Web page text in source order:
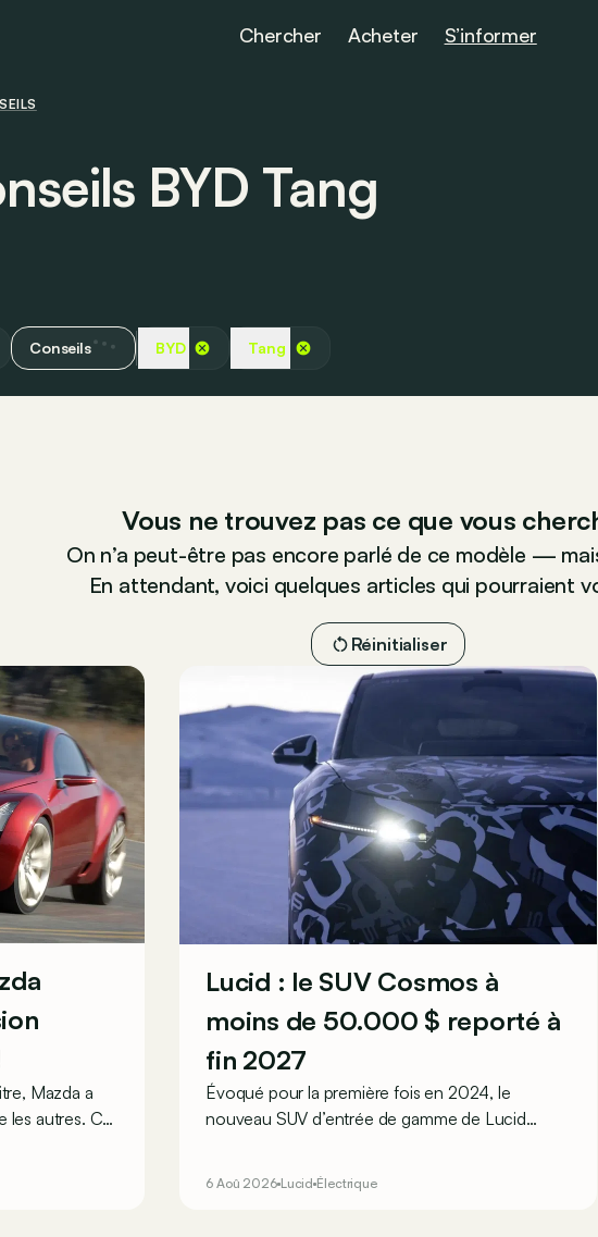
Chercher Acheter S’informer
BYD Tang
Conseils BYD Tang
Vous ne trouvez pas ce que vous
On n’a peut-être pas encore parlé de ce modèle —
En attendant, voici quelques articles qui pourraient
Réinitialiser
Mazda a
les autres. Ce
Lucid : le SUV Cosmos à
moins de 50.000 $ reporté à
fin 2027
Évoqué pour la première fois en 2024, le
nouveau SUV d’entrée de gamme de Lucid
constructeur d’ici la fin de l’année 2026.
6 Aoû 2026 Lucid Électrique